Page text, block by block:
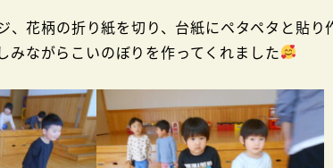
花柄の折り紙を切り、台紙にペタペタと貼り
みながらこいのぼりを作ってくれました